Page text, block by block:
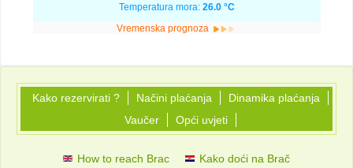
Temperatura mora:26.0 °C
Vremenska prognoza
Kako rezervirati ? Načini plaćanja
Dinamika plaćanja
Vaučer
Opći uvjeti
How to reach Brac
Kako doći na Brač